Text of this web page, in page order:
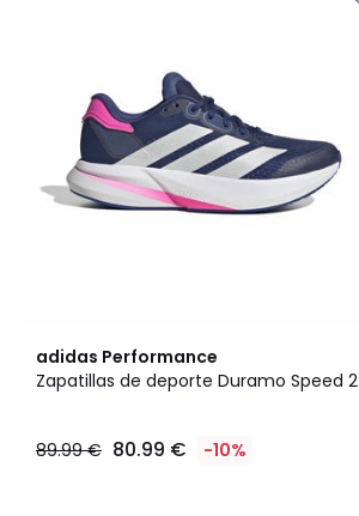
adidas Performance
Zapatillas de deporte Duramo Speed 2
89.99 € 80.99 € -10%
4,8
/ 5